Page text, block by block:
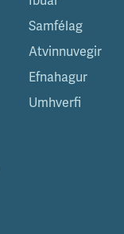
Samfélag
Atvinnuvegir
Efnahagur
Umhverfi